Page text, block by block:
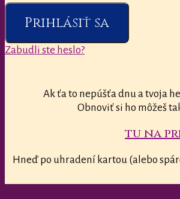
Prihlásiť sa
Zabudli ste heslo?
Ak ťa to nepúšťa dnu a tvoja
Obnoviť si ho môžeš
tu na
Hneď po uhradení kartou (alebo